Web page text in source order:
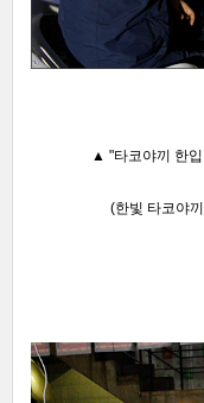
▲ "타코야끼 한
(한빛 타코야